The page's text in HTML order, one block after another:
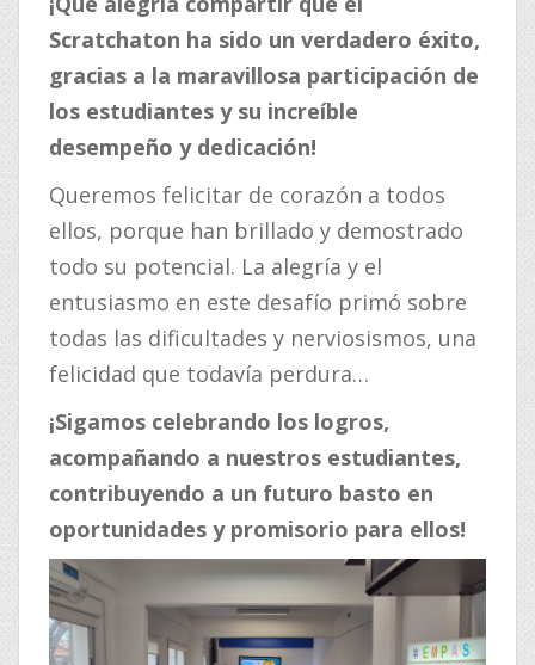
Scratchaton ha sido un verdadero éxito,
gracias a la maravillosa participación de
los estudiantes y su increíble
desempeño y dedicación!
Queremos felicitar de corazón a todos
ellos, porque han brillado y demostrado
todo su potencial. La alegría y el
entusiasmo en este desafío primó sobre
todas las dificultades y nerviosismos, una
felicidad que todavía perdura…
¡Sigamos celebrando los logros,
acompañando a nuestros estudiantes,
contribuyendo a un futuro basto en
oportunidades y promisorio para ellos!